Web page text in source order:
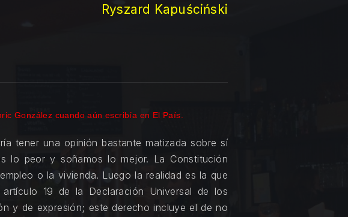
Ryszard Kapuściński
González cuando aún escribía en El País.
tener una opinión bastante matizada sobre sí
lo peor y soñamos lo mejor. La Constitución
o la vivienda. Luego la realidad es la que
19 de la Declaración Universal de los
y de expresión; este derecho incluye el de no